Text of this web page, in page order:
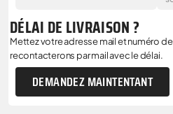
DÉLAI DE LIVRAISON ?
Mettez votre adresse mail et numéro
recontacterons par mail avec le délai.
DEMANDEZ MAINTENTANT